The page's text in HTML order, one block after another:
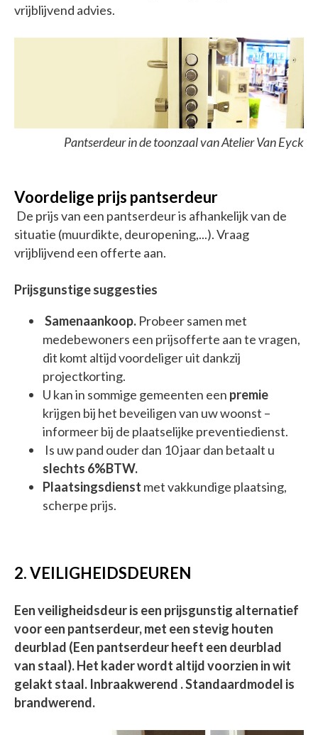
vrijblijvend advies.
Pantserdeur in de toonzaal van Atelier Van Eyck
Voordelige prijs pantserdeur
De prijs van een pantserdeur is afhankelijk van de
situatie (muurdikte, deuropening,...). Vraag
vrijblijvend een offerte aan.
Prijsgunstige suggesties
Samenaankoop. Probeer samen met
medebewoners een prijsofferte aan te vragen,
dit komt altijd voordeliger uit dankzij
projectkorting.
U kan in sommige gemeenten een premie
krijgen bij het beveiligen van uw woonst –
informeer bij de plaatselijke preventiedienst.
Is uw pand ouder dan 10 jaar dan betaalt u
slechts 6%BTW.
Plaatsingsdienst met vakkundige plaatsing,
scherpe prijs.
2. VEILIGHEIDSDEUREN
Een veiligheidsdeur is een prijsgunstig alternatief
voor een pantserdeur, met een stevig houten
deurblad (Een pantserdeur heeft een deurblad
van staal). Het kader wordt altijd voorzien in wit
gelakt staal. Inbraakwerend . Standaardmodel is
brandwerend.